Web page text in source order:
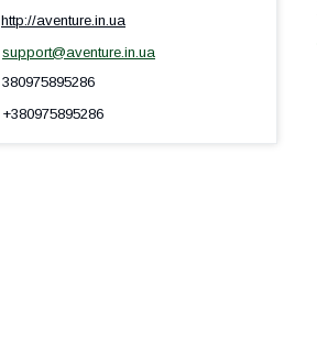
http://aventure.in.ua
support@aventure.in.ua
380975895286
+380975895286